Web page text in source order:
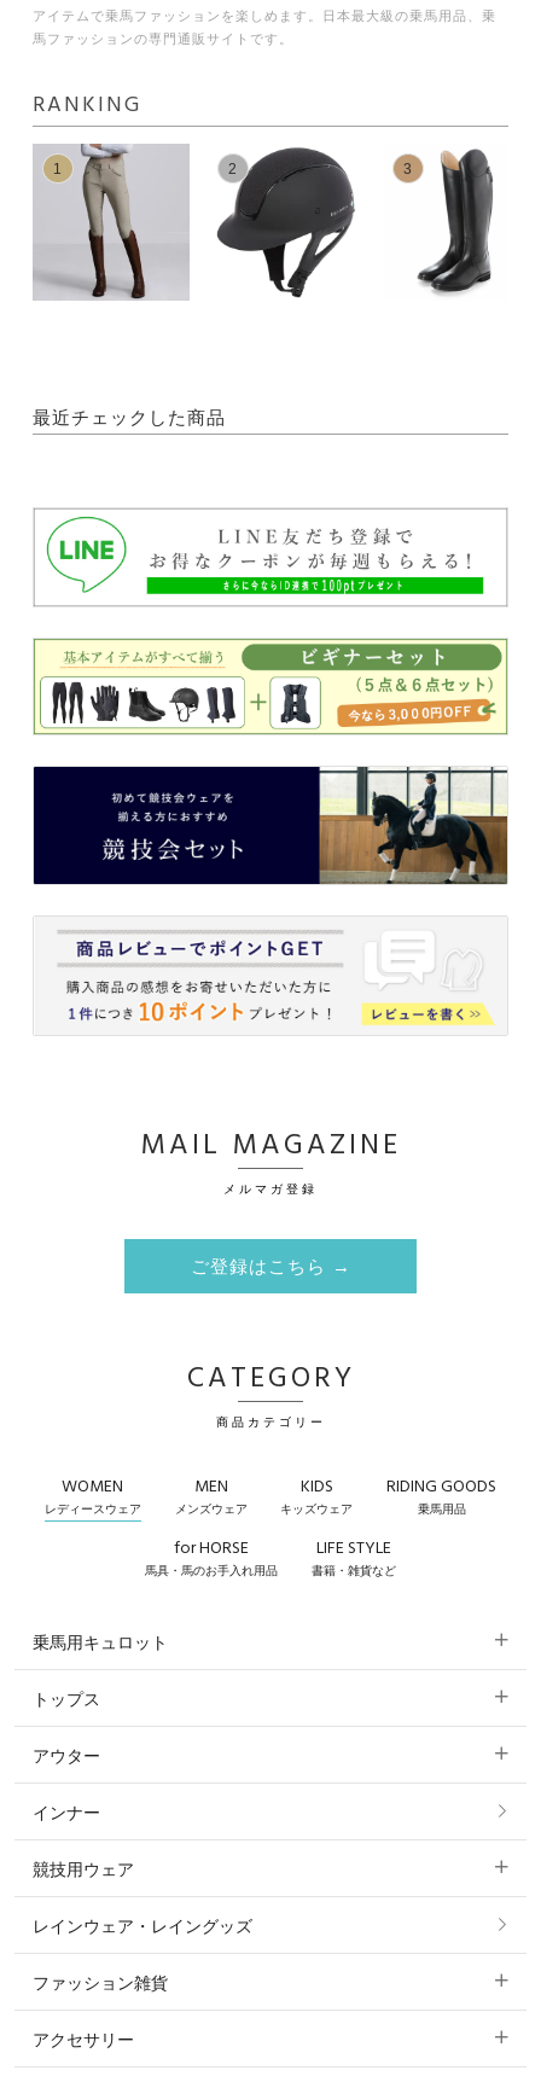
アイテムで乗馬ファッションを楽しめます。日本最大級の乗馬用品、乗
馬ファッションの専門通販サイトです。
RANKING
1 2 3
最近チェックした商品
MAIL MAGAZINE
メルマガ登録
ご登録はこちら →
CATEGORY
商品カテゴリー
WOMEN
レディースウェア
MEN
メンズウェア
KIDS
キッズウェア
RIDING GOODS
乗馬用品
for HORSE
馬具・馬のお手入れ用品
LIFE STYLE
書籍・雑貨など
乗馬用キュロット
すべてのキュロット
フルグリップ・尻革 キュロット
ニーグリップ・膝革 キュロット
トップス
すべてのトップス
ポロシャツ
カットソー・Tシャツ・タンクトップ
パーカー・トレーナー・スウェット
ニット・セーター
アウター
すべてのアウター
コート
ジャケット・ブルゾン
その他 アウター
インナー
競技用ウェア
すべての競技用ウェア
ショージャケット
ショーシャツ
レインウェア・レイングッズ
ファッション雑貨
すべてのファッション雑貨
アクセサリー